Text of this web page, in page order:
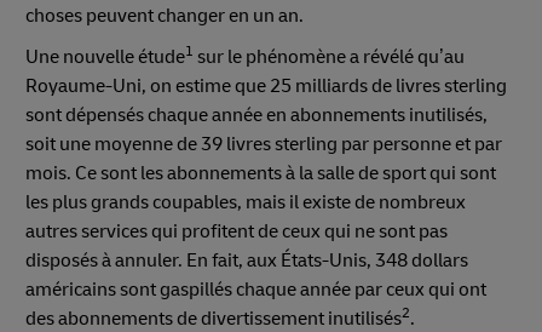
choses peuvent changer en un an.
Une nouvelle étude1 sur le phénomène a révélé qu’au
Royaume-Uni, on estime que 25 milliards de livres sterling
sont dépensés chaque année en abonnements inutilisés,
soit une moyenne de 39 livres sterling par personne et par
mois. Ce sont les abonnements à la salle de sport qui sont
les plus grands coupables, mais il existe de nombreux
autres services qui profitent de ceux qui ne sont pas
disposés à annuler. En fait, aux États-Unis, 348 dollars
américains sont gaspillés chaque année par ceux qui ont
des abonnements de divertissement inutilisés2.